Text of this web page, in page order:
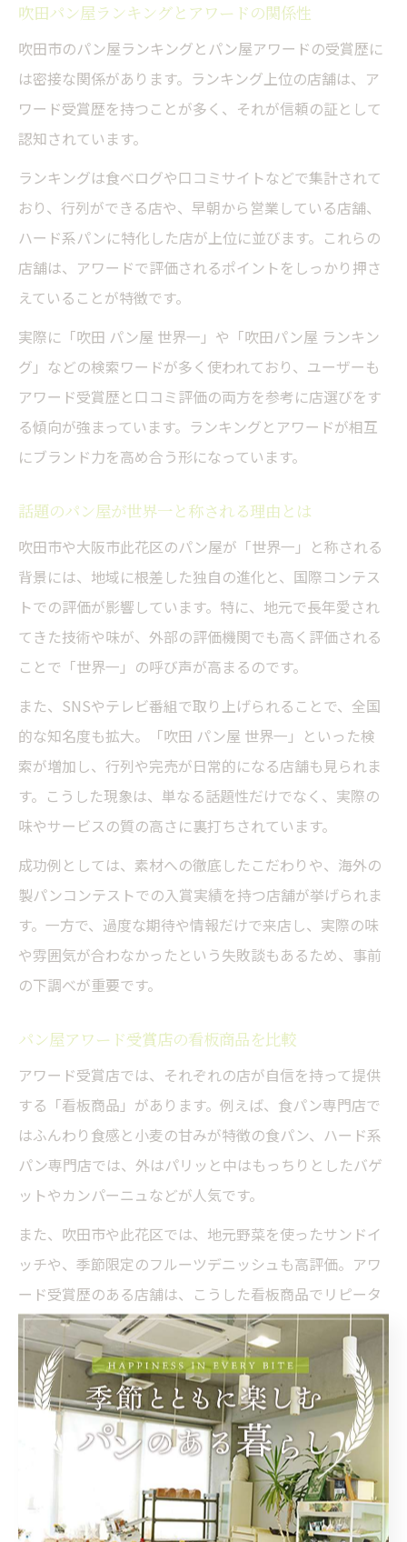
吹田パン屋ランキングとアワードの関係性
吹田市のパン屋ランキングとパン屋アワードの受賞歴に
は密接な関係があります。ランキング上位の店舗は、ア
ワード受賞歴を持つことが多く、それが信頼の証として
認知されています。
ランキングは食べログや口コミサイトなどで集計されて
おり、行列ができる店や、早朝から営業している店舗、
ハード系パンに特化した店が上位に並びます。これらの
店舗は、アワードで評価されるポイントをしっかり押さ
えていることが特徴です。
実際に「吹田 パン屋 世界一」や「吹田パン屋 ランキン
グ」などの検索ワードが多く使われており、ユーザーも
アワード受賞歴と口コミ評価の両方を参考に店選びをす
る傾向が強まっています。ランキングとアワードが相互
にブランド力を高め合う形になっています。
話題のパン屋が世界一と称される理由とは
吹田市や大阪市此花区のパン屋が「世界一」と称される
背景には、地域に根差した独自の進化と、国際コンテス
トでの評価が影響しています。特に、地元で長年愛され
てきた技術や味が、外部の評価機関でも高く評価される
ことで「世界一」の呼び声が高まるのです。
また、SNSやテレビ番組で取り上げられることで、全国
的な知名度も拡大。「吹田 パン屋 世界一」といった検
索が増加し、行列や完売が日常的になる店舗も見られま
す。こうした現象は、単なる話題性だけでなく、実際の
味やサービスの質の高さに裏打ちされています。
成功例としては、素材への徹底したこだわりや、海外の
製パンコンテストでの入賞実績を持つ店舗が挙げられま
す。一方で、過度な期待や情報だけで来店し、実際の味
や雰囲気が合わなかったという失敗談もあるため、事前
の下調べが重要です。
パン屋アワード受賞店の看板商品を比較
アワード受賞店では、それぞれの店が自信を持って提供
する「看板商品」があります。例えば、食パン専門店で
はふんわり食感と小麦の甘みが特徴の食パン、ハード系
パン専門店では、外はパリッと中はもっちりとしたバゲ
ットやカンパーニュなどが人気です。
また、吹田市や此花区では、地元野菜を使ったサンドイ
ッチや、季節限定のフルーツデニッシュも高評価。アワ
ード受賞歴のある店舗は、こうした看板商品でリピータ
ーを獲得しています。商品選びで迷った際は、まず店の
イチオシや売れ筋を試してみるのがおすすめです。
注意点として、人気商品は午前中に売り切れることも多
く、早めの来店や事前予約が安心です。口コミや食べロ
グのランキング情報も活用しながら、自分の好みに合っ
たパン屋を見つけてください。